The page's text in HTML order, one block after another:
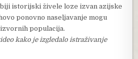
istorijski živele loze izvan azijske
ponovno naseljavanje mogu
populacija.
kako je izgledalo istraživanje